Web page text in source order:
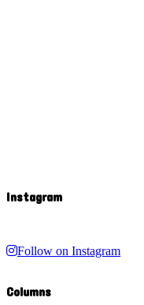
Instagram
Follow on Instagram
Columns